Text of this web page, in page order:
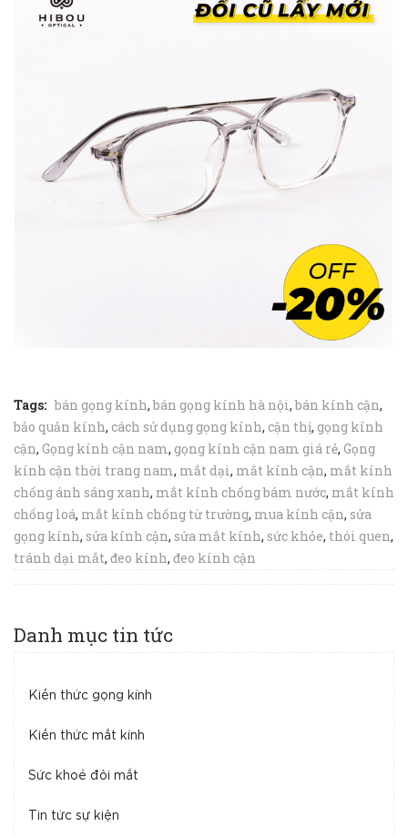
Tags: bán gọng kính,bán gọng kính hà nội,bán kính cận,
bảo quản kính, cách sử dụng gọng kính, cận thị, gọng kính
cận, Gọng kính cận nam, gọng kính cận nam giá rẻ, Gọng
kính cận thời trang nam, mắt dại, mắt kính cận, mắt kính
chống ánh sáng xanh, mắt kính chống bám nước, mắt kính
chống loá, mắt kính chống từ trường, mua kính cận, sửa
gọng kính, sửa kính cận, sửa mắt kính, sức khỏe, thói quen,
tránh dại mắt, đeo kính, đeo kính cận
Danh mục tin tức
Kiến thức gọng kính
Kiến thức mắt kính
Sức khoẻ đôi mắt
Tin tức sự kiện